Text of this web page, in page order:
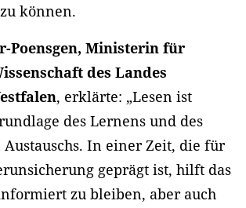
können.
Poensgen, Ministerin für
des Landes
, erklärte: „Lesen ist
des Lernens und des
Austauschs. In einer Zeit, die für
geprägt ist, hilft das
zu bleiben, aber auch